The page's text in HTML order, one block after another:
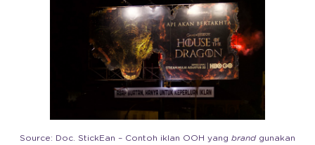
Source: Doc. StickEan – Contoh iklan OOH yang brand gunakan